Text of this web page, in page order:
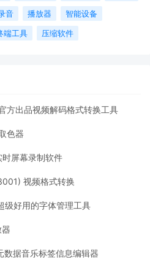
音 播放器
智能设备
端工具 压缩软件
方出品视频解码格式转换工具
色器
屏幕录制软件
视频格式转换
级好用的字体管理工具
据音乐标签信息编辑器